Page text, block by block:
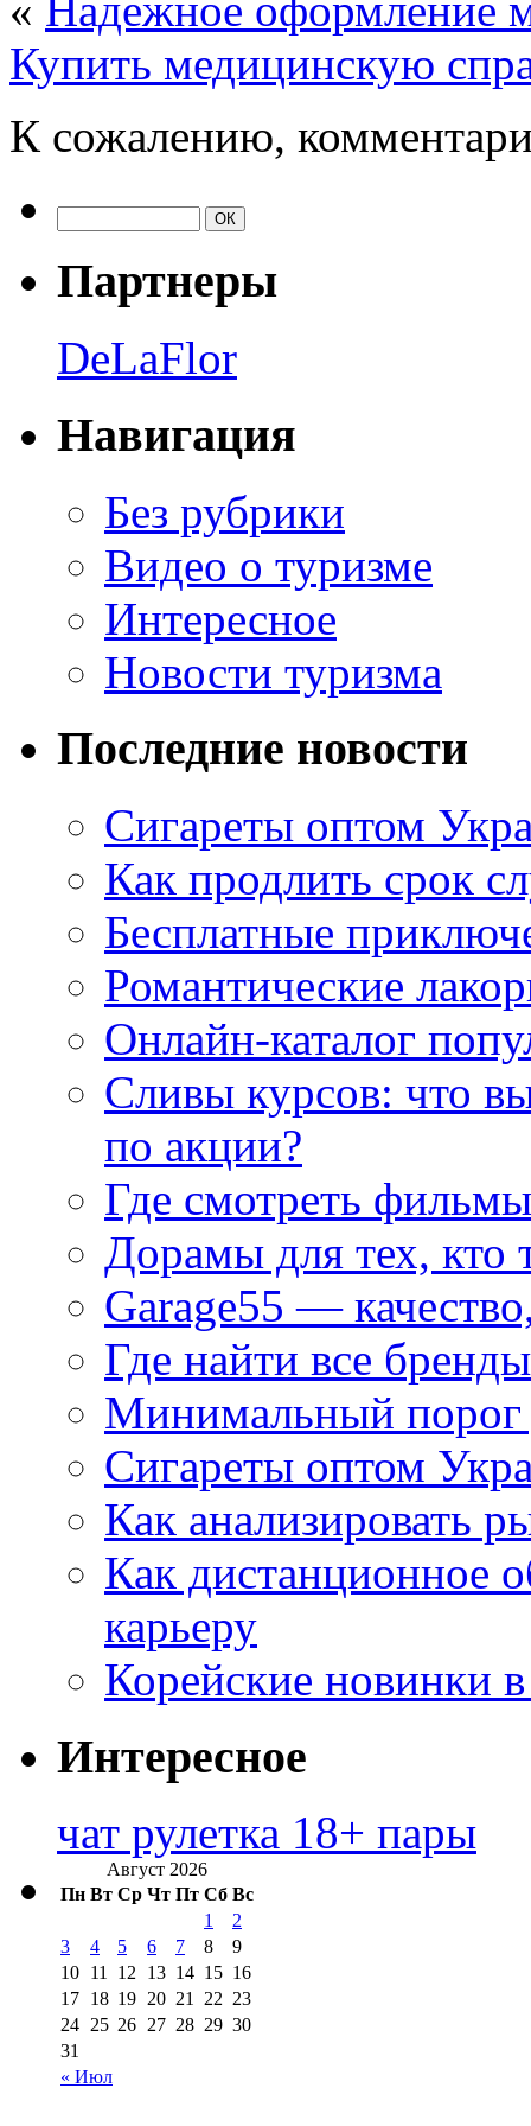
Купить медицинскую
К сожалению,
Партнеры
DeLaFlor
Навигация
Без рубрики
Видео о туризме
Интересное
Новости туризма
Последние новости
Сигареты оптом
Как продлить срок
Бесплатные
Романтические
Онлайн-каталог
Сливы курсов: что
по акции?
Где смотреть
Дорамы для тех, кто
Garage55 —
Где найти все
Минимальный порог
Сигареты оптом
Как анализировать
Как дистанционное
карьеру
Корейские новинки
Интересное
чат рулетка 18+ пары
Август 2026
Пн Вт Ср Чт Пт Сб Вс
« Июл
1
2
3
4 5 6 7 8
9
10 11 12 13 14 15 16
17 18 19 20 21 22 23
24 25 26 27 28 29 30
31